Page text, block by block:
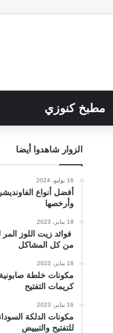
مطبخ كنوزي
الزوار شاهدوا أيضا
16 يوليو، 2024
أفضل أنواع
وأرخصها
18 يناير، 2023
فوائد زيت اللوز
من كل المشاكل
18 يناير، 2023
مكونات خلطة
كريمات التفتيح
16 يناير، 2023
مكونات الدلكة
للتفتيح والتبييض